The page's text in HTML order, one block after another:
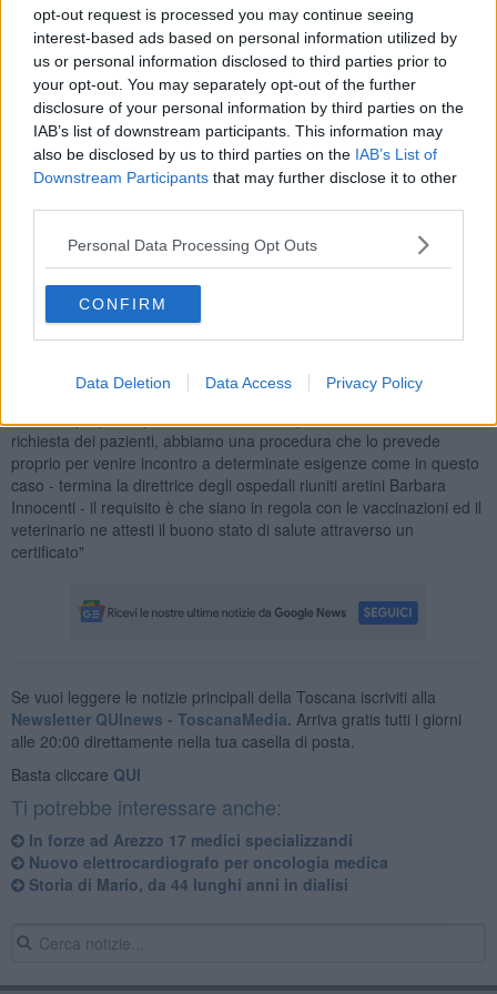
opt-out request is processed you may continue seeing
interest-based ads based on personal information utilized by
us or personal information disclosed to third parties prior to
your opt-out. You may separately opt-out of the further
disclosure of your personal information by third parties on the
IAB’s list of downstream participants. This information may
also be disclosed by us to third parties on the IAB’s List of
Downstream Participants that may further disclose it to other
Personal Data Processing Opt Outs
CONFIRM
Data Deletion Data Access Privacy Policy
sua battaglia contro un grave attacco respiratorio acuto.
"Abbiamo voluto curare oltre alle patologie, anche l'aspetto emotivo
della signora nel momento delicato del fine vita - commenta la
caposala dottoressa Manuela Caneschi - lei stessa, infatti,
consapevole delle sue condizioni ha chiesto di trascorrere del
realizzare il suo desiderio, una storia che ci ha commosso e che ci
ricorda ancora una volta quanto la vicinanza degli animali domestici
sia preziosa nella fase in cui si devono affrontare delle cure ma
anche nei trattamenti palliativi legati al fine vita".
"Voglio ringraziare il dottor Scala e tutto il reparto- commenta il figlio
- per l'attenzione e la delicatezza con cui mia mamma è stata
questa sua piccola, ma importantissima richiesta".
richiesta dei pazienti, abbiamo una procedura che lo prevede
proprio per venire incontro a determinate esigenze come in questo
caso - termina la direttrice degli ospedali riuniti aretini Barbara
Innocenti - il requisito è che siano in regola con le vaccinazioni ed il
veterinario ne attesti il buono stato di salute attraverso un
certificato"
Se vuoi leggere le notizie principali della Toscana iscriviti alla
Newsletter QUInews - ToscanaMedia. Arriva gratis tutti i giorni
alle 20:00 direttamente nella tua casella di posta.
Basta cliccare QUI
Ti potrebbe interessare anche:
In forze ad Arezzo 17 medici specializzandi
Nuovo elettrocardiografo per oncologia medica
Storia di Mario, da 44 lunghi anni in dialisi